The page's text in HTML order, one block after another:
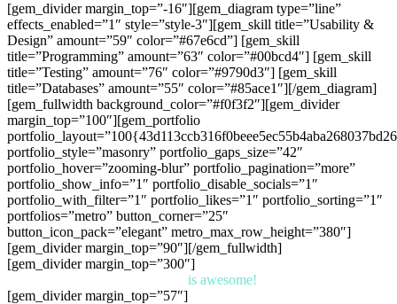
[gem_divider margin_top=”-16″][gem_diagram type=”line”
effects_enabled=”1″ style=”style-3″][gem_skill title=”Usability &
Design” amount=”59″ color=”#67e6cd”] [gem_skill
title=”Programming” amount=”63″ color=”#00bcd4″] [gem_skill
title=”Testing” amount=”76″ color=”#9790d3″] [gem_skill
title=”Databases” amount=”55″ color=”#85ace1″][/gem_diagram]
[gem_fullwidth background_color=”#f0f3f2″][gem_divider
margin_top=”100″][gem_portfolio
portfolio_style=”masonry” portfolio_gaps_size=”42″
portfolio_hover=”zooming-blur” portfolio_pagination=”more”
portfolio_show_info=”1″ portfolio_disable_socials=”1″
portfolio_with_filter=”1″ portfolio_likes=”1″ portfolio_sorting=”1″
portfolios=”metro” button_corner=”25″
button_icon_pack=”elegant” metro_max_row_height=”380″]
[gem_divider margin_top=”90″][/gem_fullwidth]
[gem_divider margin_top=”300″]
is awesome!
[gem_divider margin_top=”57″]